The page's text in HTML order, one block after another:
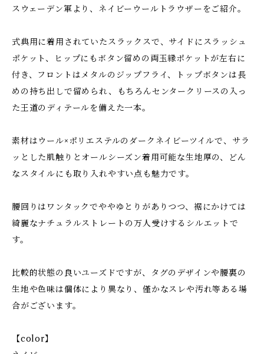
スウェーデン軍より、ネイビーウールトラウザーをご紹介。
式典用に着用されていたスラックスで、サイドにスラッシュ
ポケット、ヒップにもボタン留めの両玉縁ポケットが左右に
付き、フロントはメタルのジップフライ、トップボタンは長
めの持ち出しで留められ、もちろんセンタークリースの入っ
た王道のディテールを備えた一本。
素材はウール×ポリエステルのダークネイビーツイルで、サラ
ッとした肌触りとオールシーズン着用可能な生地厚の、どん
なスタイルにも取り入れやすい点も魅力です。
腰回りはワンタックでややゆとりがありつつ、裾にかけては
綺麗なナチュラルストレートの万人受けするシルエットで
す。
比較的状態の良いユーズドですが、タグのデザインや腰裏の
生地や色味は個体により異なり、僅かなスレや汚れ等ある場
合がございます。
【color】